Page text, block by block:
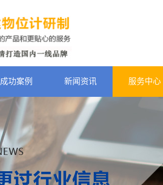
成功案例 新闻资讯 服务中心